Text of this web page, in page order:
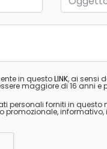
in questoLINK, ai sensi
maggiore di 16 anni e
personali forniti in